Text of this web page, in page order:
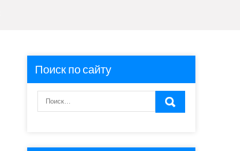
Поиск по сайту